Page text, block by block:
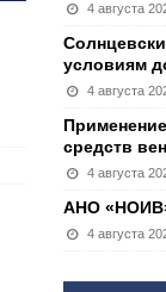
4 августа
условиям
4 августа
средств
4 августа
АНО
4 августа